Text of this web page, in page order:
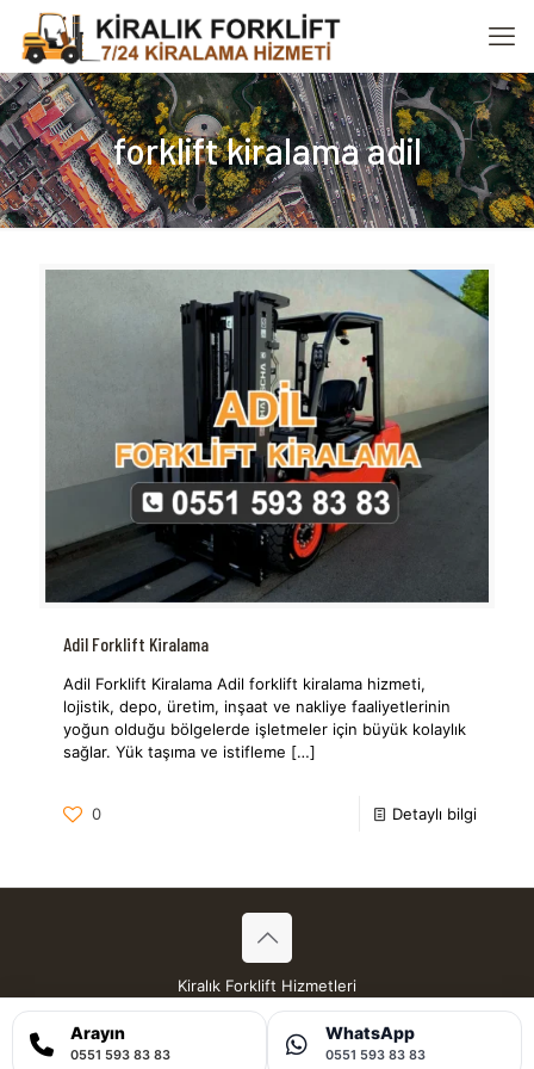
forklift kiralama adil
Adil Forklift Kiralama
Adil Forklift Kiralama Adil forklift kiralama hizmeti,
lojistik, depo, üretim, inşaat ve nakliye faaliyetlerinin
yoğun olduğu bölgelerde işletmeler için büyük kolaylık
sağlar. Yük taşıma ve istifleme […]
0 Detaylı bilgi
Kiralık Forklift Hizmetleri
Tüm Hakları Saklıdır © 2026
Arayın
0551 593 83 83
WhatsApp
0551 593 83 83